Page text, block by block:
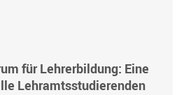
für Lehrerbildung: Eine
Lehramtsstudierenden